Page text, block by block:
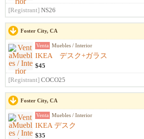
[Registrant] NS26
Foster City, CA
Venta Muebles / Interior
IKEA デスク+ガラス
$45
[Registrant] COCO25
Foster City, CA
Venta Muebles / Interior
IKEA デスク
$35